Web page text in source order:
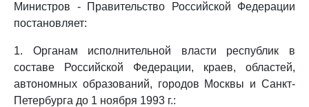
Министров - Правительство Российской Федерации
постановляет:
1. Органам исполнительной власти республик в
составе Российской Федерации, краев, областей,
автономных образований, городов Москвы и Санкт-
Петербурга до 1 ноября 1993 г.: